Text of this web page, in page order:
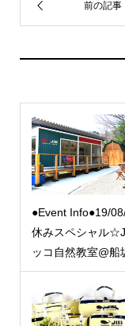
●Event Info●19/
休みスペシャル
ッコ自然教室@船